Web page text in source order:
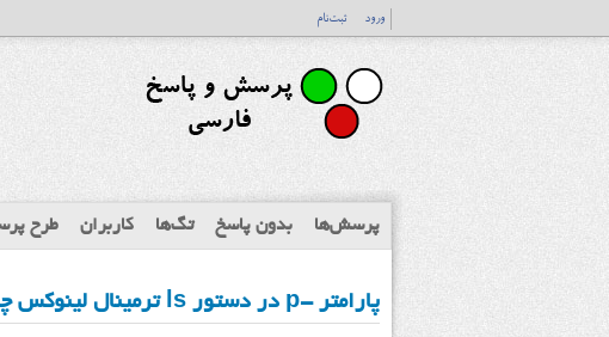
ورود ثبت‌نام
پرسش‌ها بدون پاسخ تگ‌ها کاربران طرح
پارامتر -p در دستور ls ترمینال لینوکس چه کاربردی دارد؟